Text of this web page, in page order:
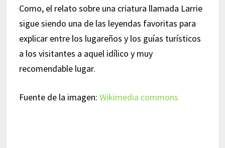
Como, el relato sobre una criatura llamada Larrie
sigue siendo una de las leyendas favoritas para
explicar entre los lugareños y los guías turísticos
a los visitantes a aquel idílico y muy
recomendable lugar.
Fuente de la imagen: Wikimedia commons